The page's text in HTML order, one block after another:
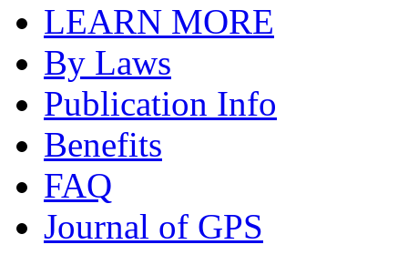
LEARN MORE
By Laws
Publication Info
Benefits
FAQ
Journal of GPS